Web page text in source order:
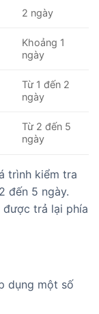
2 ngày
Khoảng 1
ngày
Từ 1 đến 2
ngày
Từ 2 đến 5
ngày
trình kiểm tra
đến 5 ngày.
được trả lại phía
dụng một số